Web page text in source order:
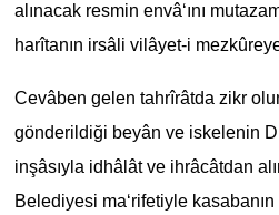
alınacak resmin envâ‘ını
harîtanın irsâli vilâyet-i
Cevâben gelen tahrîrâtda zikr
gönderildiği beyân ve iskelenin
inşâsıyla idhâlât ve ihrâcâtdan
Belediyesi ma‘rifetiyle